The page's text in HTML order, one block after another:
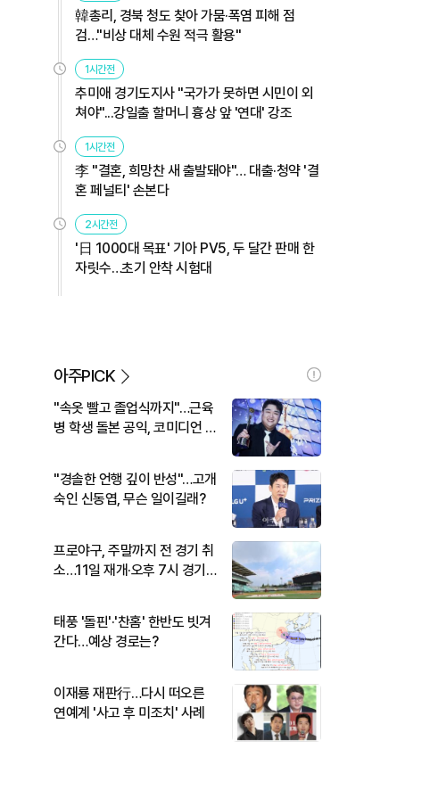
韓총리, 경북 청도 찾아 가뭄·폭염 피해 점
검…"비상 대체 수원 적극 활용"
1시간전
추미애 경기도지사 "국가가 못하면 시민이 외
쳐야"...강일출 할머니 흉상 앞 '연대' 강조
1시간전
李 "결혼, 희망찬 새 출발돼야"… 대출·청약 '결
혼 페널티' 손본다
2시간전
'日 1000대 목표' 기아 PV5, 두 달간 판매 한
자릿수…초기 안착 시험대
아주PICK
"속옷 빨고 졸업식까지"…근육
병 학생 돌본 공익, 코미디언 김
"경솔한 언행 깊이 반성"…고개
숙인 신동엽, 무슨 일이길래?
프로야구, 주말까지 전 경기 취
소…11일 재개·오후 7시 경기
태풍 '돌핀'·'찬홈' 한반도 빗겨
간다…예상 경로는?
이재룡 재판行…다시 떠오른
연예계 '사고 후 미조치' 사례